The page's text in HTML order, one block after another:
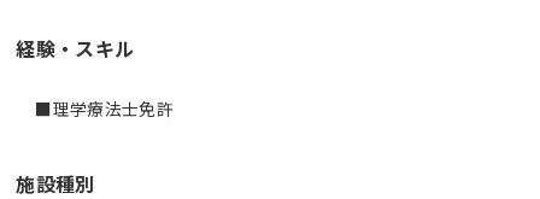
経験・スキル
■理学療法士免許
施設種別